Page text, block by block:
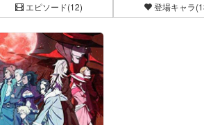
エピソード(12) 登場キャラ